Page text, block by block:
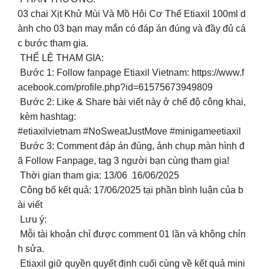
03 chai Xịt Khử Mùi Và Mồ Hôi Cơ Thể Etiaxil 100ml d
ành cho 03 bạn may mắn có đáp án đúng và đầy đủ cá
c bước tham gia.
THỂ LỆ THAM GIA:
Bước 1: Follow fanpage Etiaxil Vietnam: https://www.f
acebook.com/profile.php?id=61575673949809
Bước 2: Like & Share bài viết này ở chế độ công khai,
kèm hashtag:
#etiaxilvietnam #NoSweatJustMove #minigameetiaxil
Bước 3: Comment đáp án đúng, ảnh chụp màn hình đ
ã Follow Fanpage, tag 3 người bạn cùng tham gia!
Thời gian tham gia: 13/06 16/06/2025
Công bố kết quả: 17/06/2025 tại phần bình luận của b
ài viết
Lưu ý:
Mỗi tài khoản chỉ được comment 01 lần và không chỉn
h sửa.
Etiaxil giữ quyền quyết định cuối cùng về kết quả mini